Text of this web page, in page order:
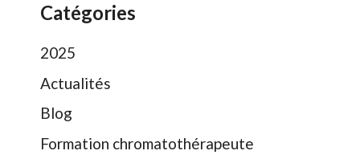
Catégories
2025
Actualités
Blog
Formation chromatothérapeute